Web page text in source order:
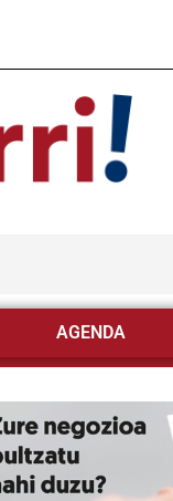
AGENDA